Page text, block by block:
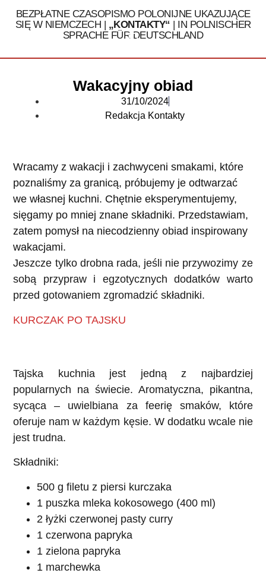
BEZPŁATNE CZASOPISMO POLONIJNE UKAZUJĄCE
SIĘ W NIEMCZECH | „KONTAKTY“ | IN POLNISCHER
SPRACHE FÜR DEUTSCHLAND
Tel. 030 / 324 16 32
Wakacyjny obiad
31/10/2024
Redakcja Kontakty
Wracamy z wakacji i zachwyceni smakami, które
poznaliśmy za granicą, próbujemy je odtwarzać
we własnej kuchni. Chętnie eksperymentujemy,
sięgamy po mniej znane składniki. Przedstawiam,
zatem pomysł na niecodzienny obiad inspirowany
wakacjami.
Jeszcze tylko drobna rada, jeśli nie przywozimy ze
sobą przypraw i egzotycznych dodatków warto
przed gotowaniem zgromadzić składniki.
KURCZAK PO TAJSKU
Tajska kuchnia jest jedną z najbardziej
popularnych na świecie. Aromatyczna, pikantna,
sycąca – uwielbiana za feerię smaków, które
oferuje nam w każdym kęsie. W dodatku wcale nie
jest trudna.
Składniki:
500 g filetu z piersi kurczaka
1 puszka mleka kokosowego (400 ml)
2 łyżki czerwonej pasty curry
1 czerwona papryka
1 zielona papryka
1 marchewka